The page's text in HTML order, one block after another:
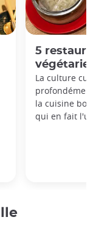
5
La culture
la cuisine
qui en fait